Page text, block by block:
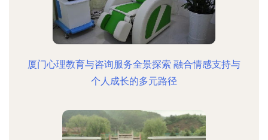
厦门心理教育与咨询服务全景探索 融合情感支持与
个人成长的多元路径